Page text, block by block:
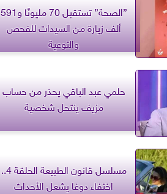
”الصحة” تستقبل 70 مليونًا و591
ألف زيارة من السيدات للفحص
والتوعية
حلمي عبد الباقي يحذر من حساب
مزيف ينتحل شخصية
مسلسل قانون الطبيعة الحلقة 4..
اختفاء دوغا يشعل الأحداث